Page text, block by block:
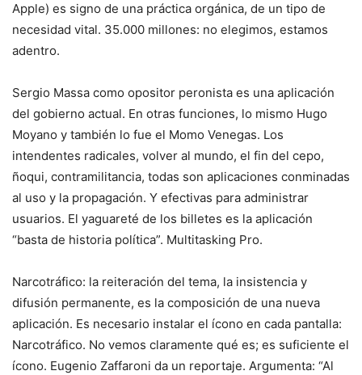
Apple) es signo de una práctica orgánica, de un tipo de
necesidad vital. 35.000 millones: no elegimos, estamos
adentro.
Sergio Massa como opositor peronista es una aplicación
del gobierno actual. En otras funciones, lo mismo Hugo
Moyano y también lo fue el Momo Venegas. Los
intendentes radicales, volver al mundo, el fin del cepo,
ñoqui, contramilitancia, todas son aplicaciones conminadas
al uso y la propagación. Y efectivas para administrar
usuarios. El yaguareté de los billetes es la aplicación
“basta de historia política”. Multitasking Pro.
Narcotráfico: la reiteración del tema, la insistencia y
difusión permanente, es la composición de una nueva
aplicación. Es necesario instalar el ícono en cada pantalla:
Narcotráfico. No vemos claramente qué es; es suficiente el
ícono. Eugenio Zaffaroni da un reportaje. Argumenta: “Al